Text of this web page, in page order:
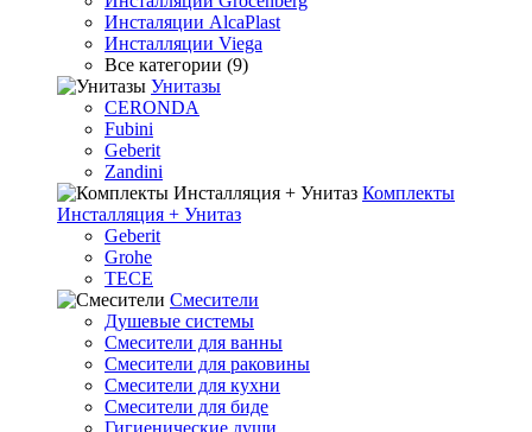
Инсталяции AlcaPlast
Инсталляции Viega
Все категории (9)
Унитазы
CERONDA
Fubini
Geberit
Zandini
Комплекты
Инсталляция + Унитаз
Geberit
Grohe
TECE
Смесители
Душевые системы
Смесители для ванны
Смесители для раковины
Смесители для кухни
Смесители для биде
Гигиенические души